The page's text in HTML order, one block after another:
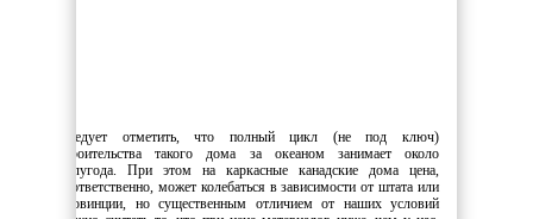
Следует отметить, что полный цикл (не под ключ)
строительства такого дома за океаном занимает около
полугода. При этом на каркасные канадские дома цена,
соответственно, может колебаться в зависимости от штата или
провинции, но существенным отличием от наших условий